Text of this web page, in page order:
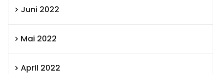
Juni 2022
Mai 2022
April 2022